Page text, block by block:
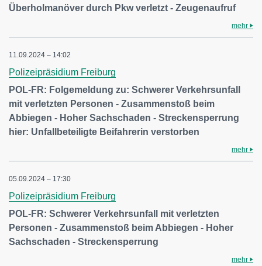
Überholmanöver durch Pkw verletzt - Zeugenaufruf
mehr
11.09.2024 – 14:02
Polizeipräsidium Freiburg
POL-FR: Folgemeldung zu: Schwerer Verkehrsunfall
mit verletzten Personen - Zusammenstoß beim
Abbiegen - Hoher Sachschaden - Streckensperrung
hier: Unfallbeteiligte Beifahrerin verstorben
mehr
05.09.2024 – 17:30
Polizeipräsidium Freiburg
POL-FR: Schwerer Verkehrsunfall mit verletzten
Personen - Zusammenstoß beim Abbiegen - Hoher
Sachschaden - Streckensperrung
mehr